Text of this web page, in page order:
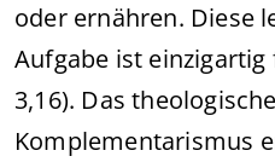
oder ernähren. Diese
Aufgabe ist einzigartig
3,16). Das
Komplementarismus